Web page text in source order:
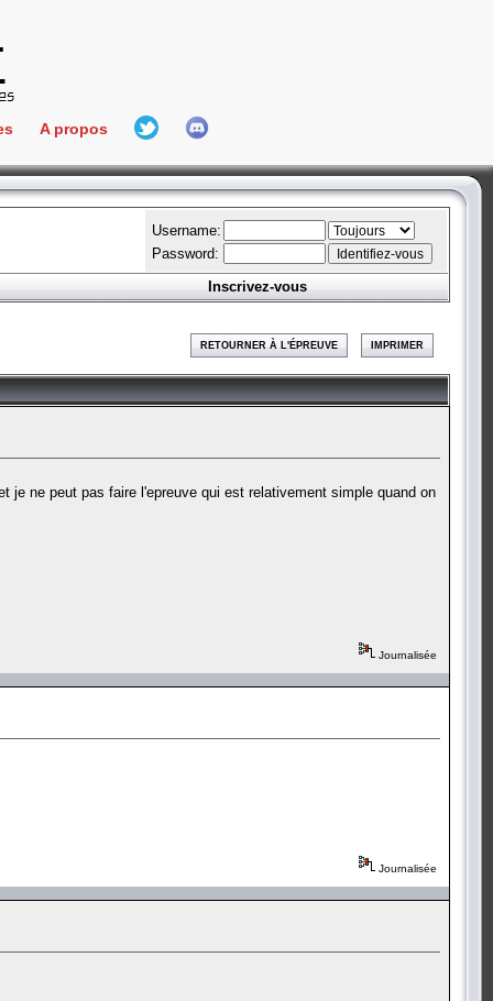
Connect
A propos
L'équipe
Hall Of Fame
Username:
Password:
Inscrivez-vous
RETOURNER À L'ÉPREUVE IMPRIMER
je ne peut pas faire l'epreuve qui est relativement simple quand on
Journalisée
Journalisée